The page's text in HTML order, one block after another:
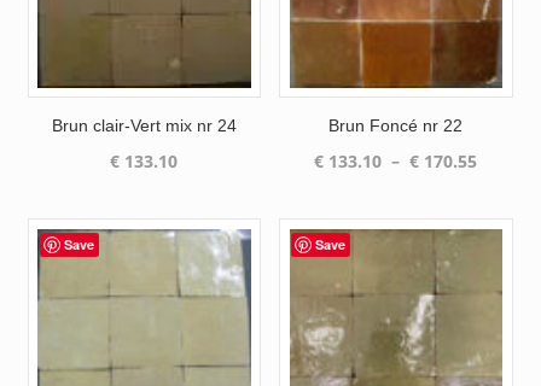
Brun clair-Vert mix nr 24
€ 133.10
Brun Foncé nr 22
€ 133.10 – € 170.55Plage
€
Save Save